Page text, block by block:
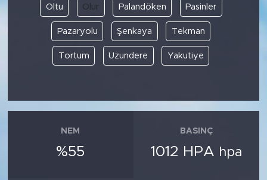
Oltu Olur Palandöken Pasinler
Pazaryolu Şenkaya Tekman
Tortum Uzundere Yakutiye
NEM
%55
BASINÇ
1012 HPA hpa